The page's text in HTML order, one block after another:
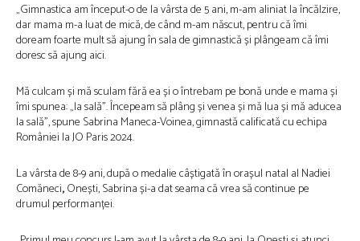
„Gimnastica am început-o de la vârsta de 5 ani, m-am aliniat la încălzire,
dar mama m-a luat de mică, de când m-am născut, pentru că îmi
doream foarte mult să ajung în sala de gimnastică și plângeam că îmi
doresc să ajung aici.
Mă culcam și mă sculam fără ea și o întrebam pe bonă unde e mama și
îmi spunea: „la sală”. Începeam să plâng și venea și mă lua și mă aducea
la sală”, spune Sabrina Maneca-Voinea, gimnastă calificată cu echipa
României la JO Paris 2024.
La vârsta de 8-9 ani, după o medalie câștigată în orașul natal al Nadiei
Comăneci,Onești, Sabrina și-a dat seama că vrea să continue pe
drumul performanței.